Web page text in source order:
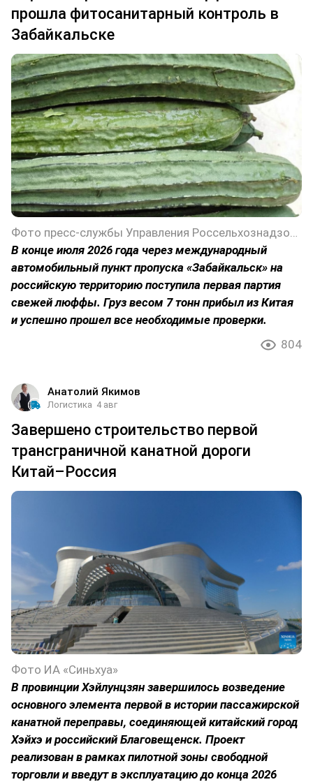
прошла фитосанитарный контроль в
Забайкальске
В конце июля 2026 года через международный
автомобильный пункт пропуска «Забайкальск» на
российскую территорию поступила первая партия
свежей люффы. Груз весом 7 тонн прибыл из Китая
и успешно прошел все необходимые проверки.
804
Анатолий Якимов
Логистика 4 авг
Завершено строительство первой
трансграничной канатной дороги
Китай–Россия
Фото ИА «Синьхуа»
В провинции Хэйлунцзян завершилось возведение
основного элемента первой в истории пассажирской
канатной переправы, соединяющей китайский город
Хэйхэ и российский Благовещенск. Проект
реализован в рамках пилотной зоны свободной
торговли и введут в эксплуатацию до конца 2026